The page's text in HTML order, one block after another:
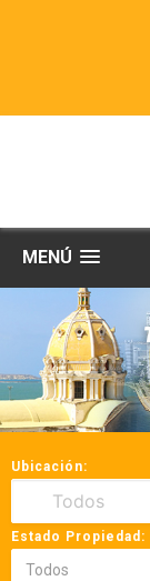
MENÚ
Ubicación:
Estado Propiedad:
Todos